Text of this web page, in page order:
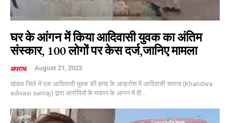
घर के आंगन में किया आदिवासी युवक का अंतिम
संस्कार, 100 लोगों पर केस दर्ज,जानिए मामला
अपराध August 21, 2023
खंडवा जिले में एक आदिवासी युवक की हत्या के आक्रोश में आदिवासी समाज (Khandwa
adivasi samaj) द्वारा आरोपियों के मकान के आंगन में ही...